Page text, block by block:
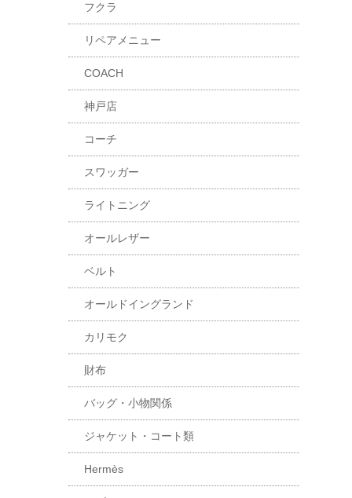
フクラ
リペアメニュー
COACH
神戸店
コーチ
スワッガー
ライトニング
オールレザー
ベルト
オールドイングランド
カリモク
財布
バッグ・小物関係
ジャケット・コート類
Hermès